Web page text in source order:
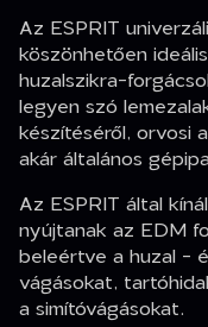
Az ESPRIT
köszönhetően
huzalszikra-
legyen szó
készítéséről, orvosi
akár általános
Az ESPRIT által
nyújtanak az EDM
beleértve a huzal -
vágásokat,
a simítóvágásokat.